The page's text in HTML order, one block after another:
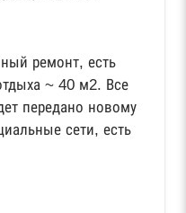
ремонт, есть
~ 40 м2. Все
передано новому
сети, есть